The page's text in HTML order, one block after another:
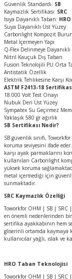
Güvenlik Standardı: SB
Kaymazlık Sertifikası: SRC
Isıya Dayanıklı Taban: HRO
Suya Dayanıklı Üst Yüzey
Carbonlight Kompozit
Metal İçermeyen Yapı
Q-Flex Delinmeye
Nitril Kauçuk Dış Taban
Fusion Teknolojili PU Orta
Antistatik Özellik
Elektrik Tehlikesine Karşı
ASTM F2413-18
18.000 Volt Test Onayı
Nubuk Deri Üst Yüzey
Sympatex Su Geçirmez
Yaklaşık 580 gr ağırlık
SB Sertifikası Nedir?
SB güvenlik sınıfı,
koruma seviyesini ifade
karşı ayak parmaklarını
kullanılan Carbonlight
yüksek koruma
metal içermediği için
sunmaktadır.
SRC Kaymazlık Özelliği
Toworkfor OHM | SB | SRC
en önemli nedenlerinden
sertifika ayakkabının hem
gliserinli ortamda kaymaya
kullanıcılar yağlı, ıslak ve
HRO Taban Teknolojisi
Toworkfor OHM | SB | SRC